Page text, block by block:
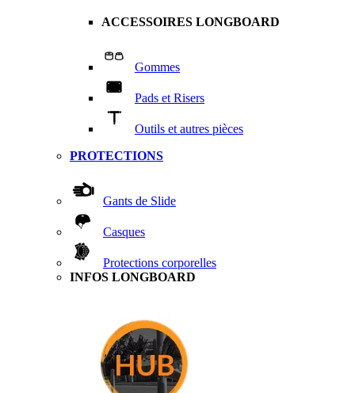
ACCESSOIRES LONGBOARD
Gommes
Pads et Risers
Outils et autres pièces
PROTECTIONS
Gants de Slide
Casques
Protections corporelles
INFOS LONGBOARD